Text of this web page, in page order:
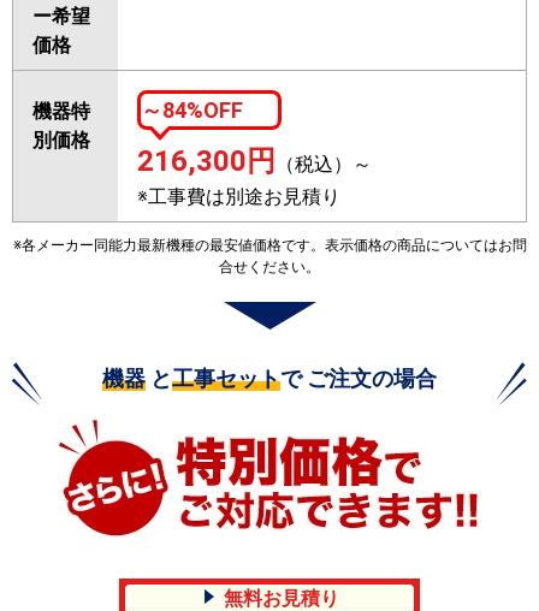
ー希望
価格
機器特
別価格
～84%OFF
216,300 円
（税込）～
※工事費は別途お見積り
※各メーカー同能力最新機種の最安値価格です。表示価格の商品についてはお問
合せください。
機器 と工事セットで ご注文の場合
無料お見積り